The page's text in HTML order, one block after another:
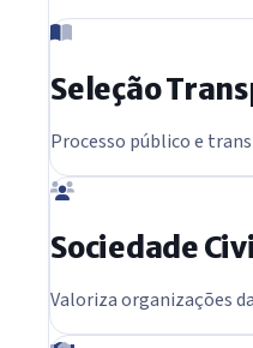
Seleção
Processo público e
Sociedade Civil
Valoriza organizações